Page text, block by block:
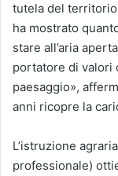
tutela del
ha mostrato
stare all’aria
portatore di valori
paesaggio»,
anni ricopre la
L’istruzione
professionale)